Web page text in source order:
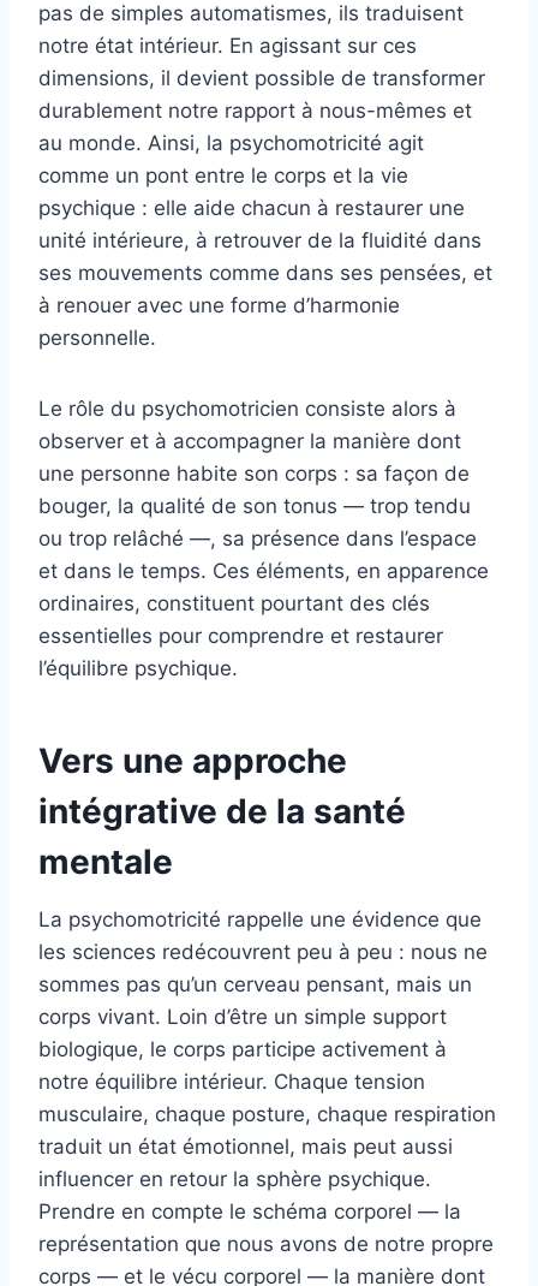
pas de simples automatismes, ils traduisent
notre état intérieur. En agissant sur ces
dimensions, il devient possible de transformer
durablement notre rapport à nous-mêmes et
au monde. Ainsi, la psychomotricité agit
comme un pont entre le corps et la vie
psychique : elle aide chacun à restaurer une
unité intérieure, à retrouver de la fluidité dans
ses mouvements comme dans ses pensées, et
à renouer avec une forme d’harmonie
personnelle.
Le rôle du psychomotricien consiste alors à
observer et à accompagner la manière dont
une personne habite son corps : sa façon de
bouger, la qualité de son tonus — trop tendu
ou trop relâché —, sa présence dans l’espace
et dans le temps. Ces éléments, en apparence
ordinaires, constituent pourtant des clés
essentielles pour comprendre et restaurer
l’équilibre psychique.
Vers une approche
intégrative de la santé
mentale
La psychomotricité rappelle une évidence que
les sciences redécouvrent peu à peu : nous ne
sommes pas qu’un cerveau pensant, mais un
corps vivant. Loin d’être un simple support
biologique, le corps participe activement à
notre équilibre intérieur. Chaque tension
musculaire, chaque posture, chaque respiration
traduit un état émotionnel, mais peut aussi
influencer en retour la sphère psychique.
Prendre en compte le schéma corporel — la
représentation que nous avons de notre propre
corps — et le vécu corporel — la manière dont